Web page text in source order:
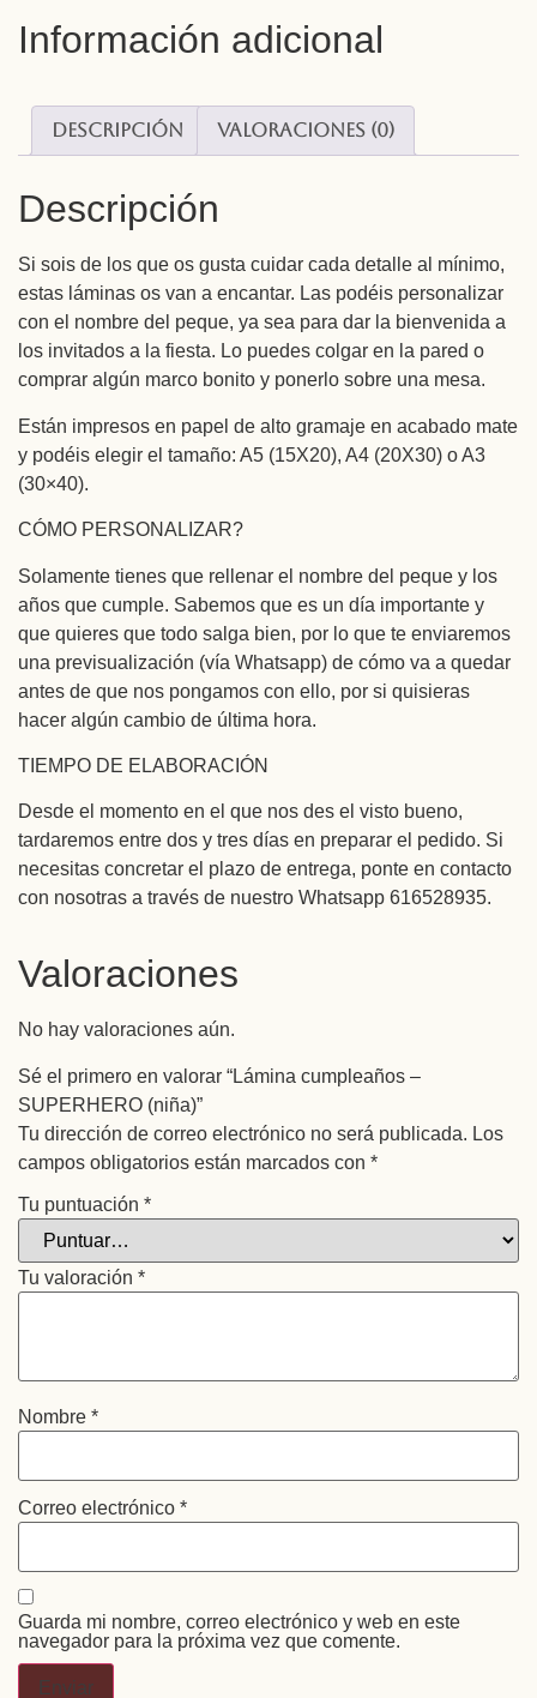
Información adicional
Descripción Valoraciones (0)
Descripción
Si sois de los que os gusta cuidar cada detalle al mínimo,
estas láminas os van a encantar. Las podéis personalizar
con el nombre del peque, ya sea para dar la bienvenida a
los invitados a la fiesta. Lo puedes colgar en la pared o
comprar algún marco bonito y ponerlo sobre una mesa.
Están impresos en papel de alto gramaje en acabado mate
y podéis elegir el tamaño: A5 (15X20), A4 (20X30) o A3
(30×40).
CÓMO PERSONALIZAR?
Solamente tienes que rellenar el nombre del peque y los
años que cumple. Sabemos que es un día importante y
que quieres que todo salga bien, por lo que te enviaremos
una previsualización (vía Whatsapp) de cómo va a quedar
antes de que nos pongamos con ello, por si quisieras
hacer algún cambio de última hora.
TIEMPO DE ELABORACIÓN
Desde el momento en el que nos des el visto bueno,
tardaremos entre dos y tres días en preparar el pedido. Si
necesitas concretar el plazo de entrega, ponte en contacto
con nosotras a través de nuestro Whatsapp 616528935.
Valoraciones
No hay valoraciones aún.
Sé el primero en valorar “Lámina cumpleaños –
SUPERHERO (niña)”
Tu dirección de correo electrónico no será publicada. Los
campos obligatorios están marcados con *
Tu puntuación *
Tu valoración *
Nombre *
Correo electrónico *
Guarda mi nombre, correo electrónico y web en este
navegador para la próxima vez que comente.